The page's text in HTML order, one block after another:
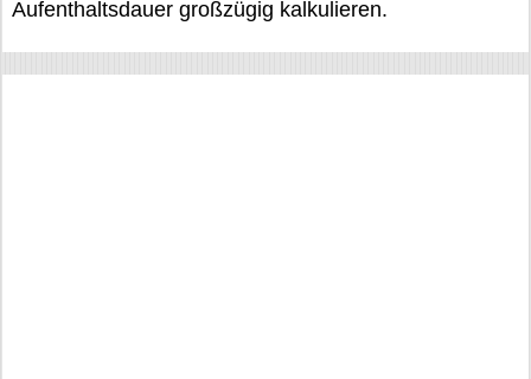
Aufenthaltsdauer großzügig kalkulieren.